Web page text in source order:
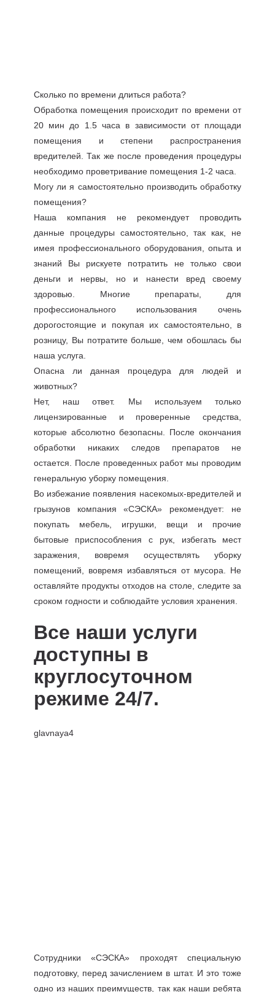
Сколько по времени длиться работа?
Обработка помещения происходит по времени от
20 мин до 1.5 часа в зависимости от площади
помещения и степени распространения
вредителей. Так же после проведения процедуры
необходимо проветривание помещения 1-2 часа.
Могу ли я самостоятельно производить обработку
помещения?
Наша компания не рекомендует проводить
данные процедуры самостоятельно, так как, не
имея профессионального оборудования, опыта и
знаний Вы рискуете потратить не только свои
деньги и нервы, но и нанести вред своему
здоровью. Многие препараты, для
профессионального использования очень
дорогостоящие и покупая их самостоятельно, в
розницу, Вы потратите больше, чем обошлась бы
наша услуга.
Опасна ли данная процедура для людей и
животных?
Нет, наш ответ. Мы используем только
лицензированные и проверенные средства,
которые абсолютно безопасны. После окончания
обработки никаких следов препаратов не
остается. После проведенных работ мы проводим
генеральную уборку помещения.
Во избежание появления насекомых-вредителей и
грызунов компания «СЭСКА» рекомендует: не
покупать мебель, игрушки, вещи и прочие
бытовые приспособления с рук, избегать мест
заражения, вовремя осуществлять уборку
помещений, вовремя избавляться от мусора. Не
оставляйте продукты отходов на столе, следите за
сроком годности и соблюдайте условия хранения.
Все наши услуги
доступны в
круглосуточном
режиме 24/7.
Сотрудники «СЭСКА» проходят специальную
подготовку, перед зачислением в штат. И это тоже
одно из наших преимуществ, так как наши ребята